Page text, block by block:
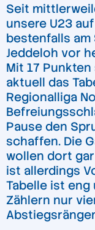
Seit
unsere U23
bestenfalls am
Jeddeloh vor
Mit 17
aktuell das
Regionalliga
Pause den
schaffen. Die
wollen dort
ist allerdings
Tabelle ist eng
Zählern nur